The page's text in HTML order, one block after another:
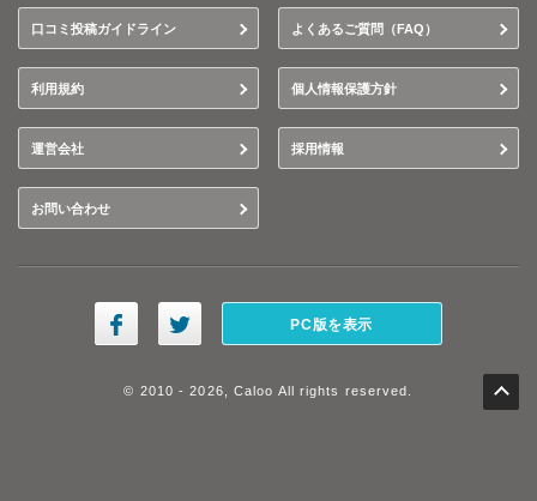
口コミ投稿ガイドライン よくあるご質問（FAQ）
利用規約 個人情報保護方針
運営会社 採用情報
お問い合わせ
PC版を表示
© 2010 - 2026, Caloo All rights reserved.